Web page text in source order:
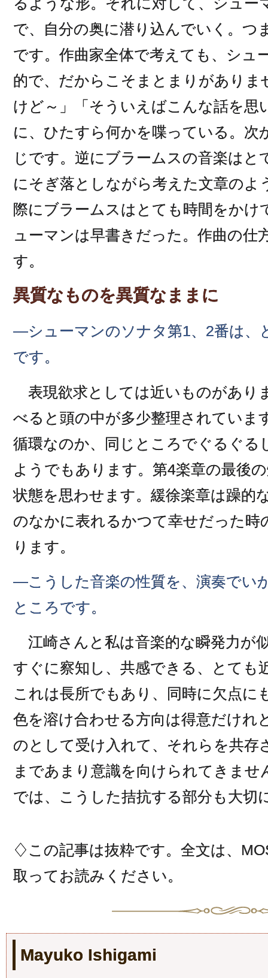
で、自分の奥に潜り込んでいく。つ
です。作曲家全体で考えても、シュ
的で、だからこそまとまりがありま
けど～」「そういえばこんな話を思
に、ひたすら何かを喋っている。次
じです。逆にブラームスの音楽はと
にそぎ落としながら考えた文章のよ
際にブラームスはとても時間をかけ
ューマンは早書きだった。作曲の仕
す。
異質なものを異質なままに
―シューマンのソナタ第1、2番は、
です。
表現欲求としては近いものがあり
べると頭の中が多少整理されていま
循環なのか、同じところでぐるぐる
ようでもあります。第4楽章の最後
状態を思わせます。緩徐楽章は躁的
のなかに表れるかつて幸せだった時
ります。
―こうした音楽の性質を、演奏でい
ところです。
江崎さんと私は音楽的な瞬発力が
すぐに察知し、共感できる、とても
これは長所でもあり、同時に欠点に
色を溶け合わせる方向は得意だけれ
のとして受け入れて、それらを共存
まであまり意識を向けられてきま
では、こうした拮抗する部分も大切
♢この記事は抜粋です。全文は、
取ってお読みください。
Mayuko Ishigami